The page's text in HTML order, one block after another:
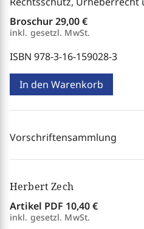
Broschur29,00 €
inkl. gesetzl. MwSt.
ISBN 978-3-16-159028-3
In den Warenkorb
Vorschriftensammlung
Herbert Zech
Artikel PDF 10,40 €
inkl. gesetzl. MwSt.